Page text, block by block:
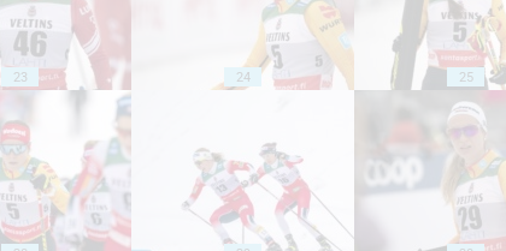
23 24 25